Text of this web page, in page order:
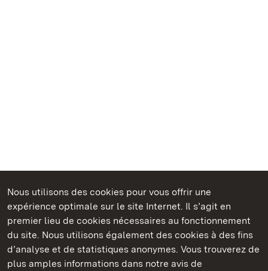
Nous utilisons des cookies pour vous offrir une
expérience optimale sur le site Internet. Il s’agit en
premier lieu de cookies nécessaires au fonctionnement
du site. Nous utilisons également des cookies à des fins
d’analyse et de statistiques anonymes. Vous trouverez de
plus amples informations dans notre avis de
Châteaux et jardins publics du Bade-Wurtemberg
Staatliche Schlösser und Gärten Baden‑Württemberg